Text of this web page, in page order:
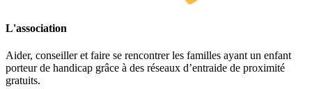
L'association
Aider, conseiller et faire se rencontrer les familles ayant un enfant
porteur de handicap grâce à des réseaux d’entraide de proximité
gratuits.